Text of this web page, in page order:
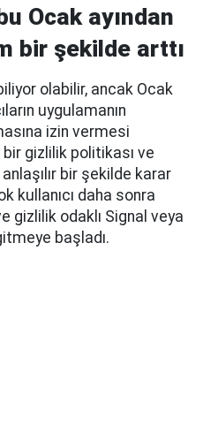
Ocak ayından
bir şekilde arttı
olabilir, ancak Ocak
uygulamanın
izin vermesi
gizlilik politikası ve
bir şekilde karar
kullanıcı daha sonra
gizlilik odaklı Signal veya
başladı.